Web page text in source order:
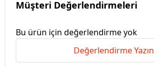
Müşteri Değerlendirmeleri
Bu ürün için değerlendirme yok
Değerlendirme Yazın